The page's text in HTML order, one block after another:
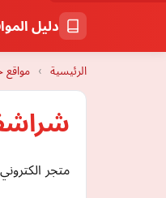
دليل
الرئيسية ›
متجر